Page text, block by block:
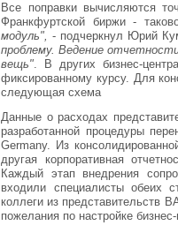
Все поправки вычисляются
Франкфуртской биржи -
модуль", - подчеркнул Юрий
проблему. Ведение
вещь". В других бизнес-
фиксированному курсу. Для
следующая схема
Данные о расходах
разработанной процедуры
Germany. Из
другая корпоративная
Каждый этап внедрения
входили специалисты обеих
коллеги из представительств
пожелания по настройке